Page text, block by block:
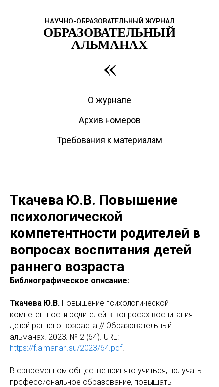
НАУЧНО-ОБРАЗОВАТЕЛЬНЫЙ ЖУРНАЛ
ОБРАЗОВАТЕЛЬНЫЙ
АЛЬМАНАХ
«
О журнале
Архив номеров
Требования к материалам
Ткачева Ю.В. Повышение
психологической
компетентности родителей в
вопросах воспитания детей
раннего возраста
Библиографическое описание:
Ткачева Ю.В. Повышение психологической
компетентности родителей в вопросах воспитания
детей раннего возраста // Образовательный
альманах. 2023. № 2 (64). URL:
https://f.almanah.su/2023/64.pdf.
В современном обществе принято учиться, получать
профессиональное образование, повышать